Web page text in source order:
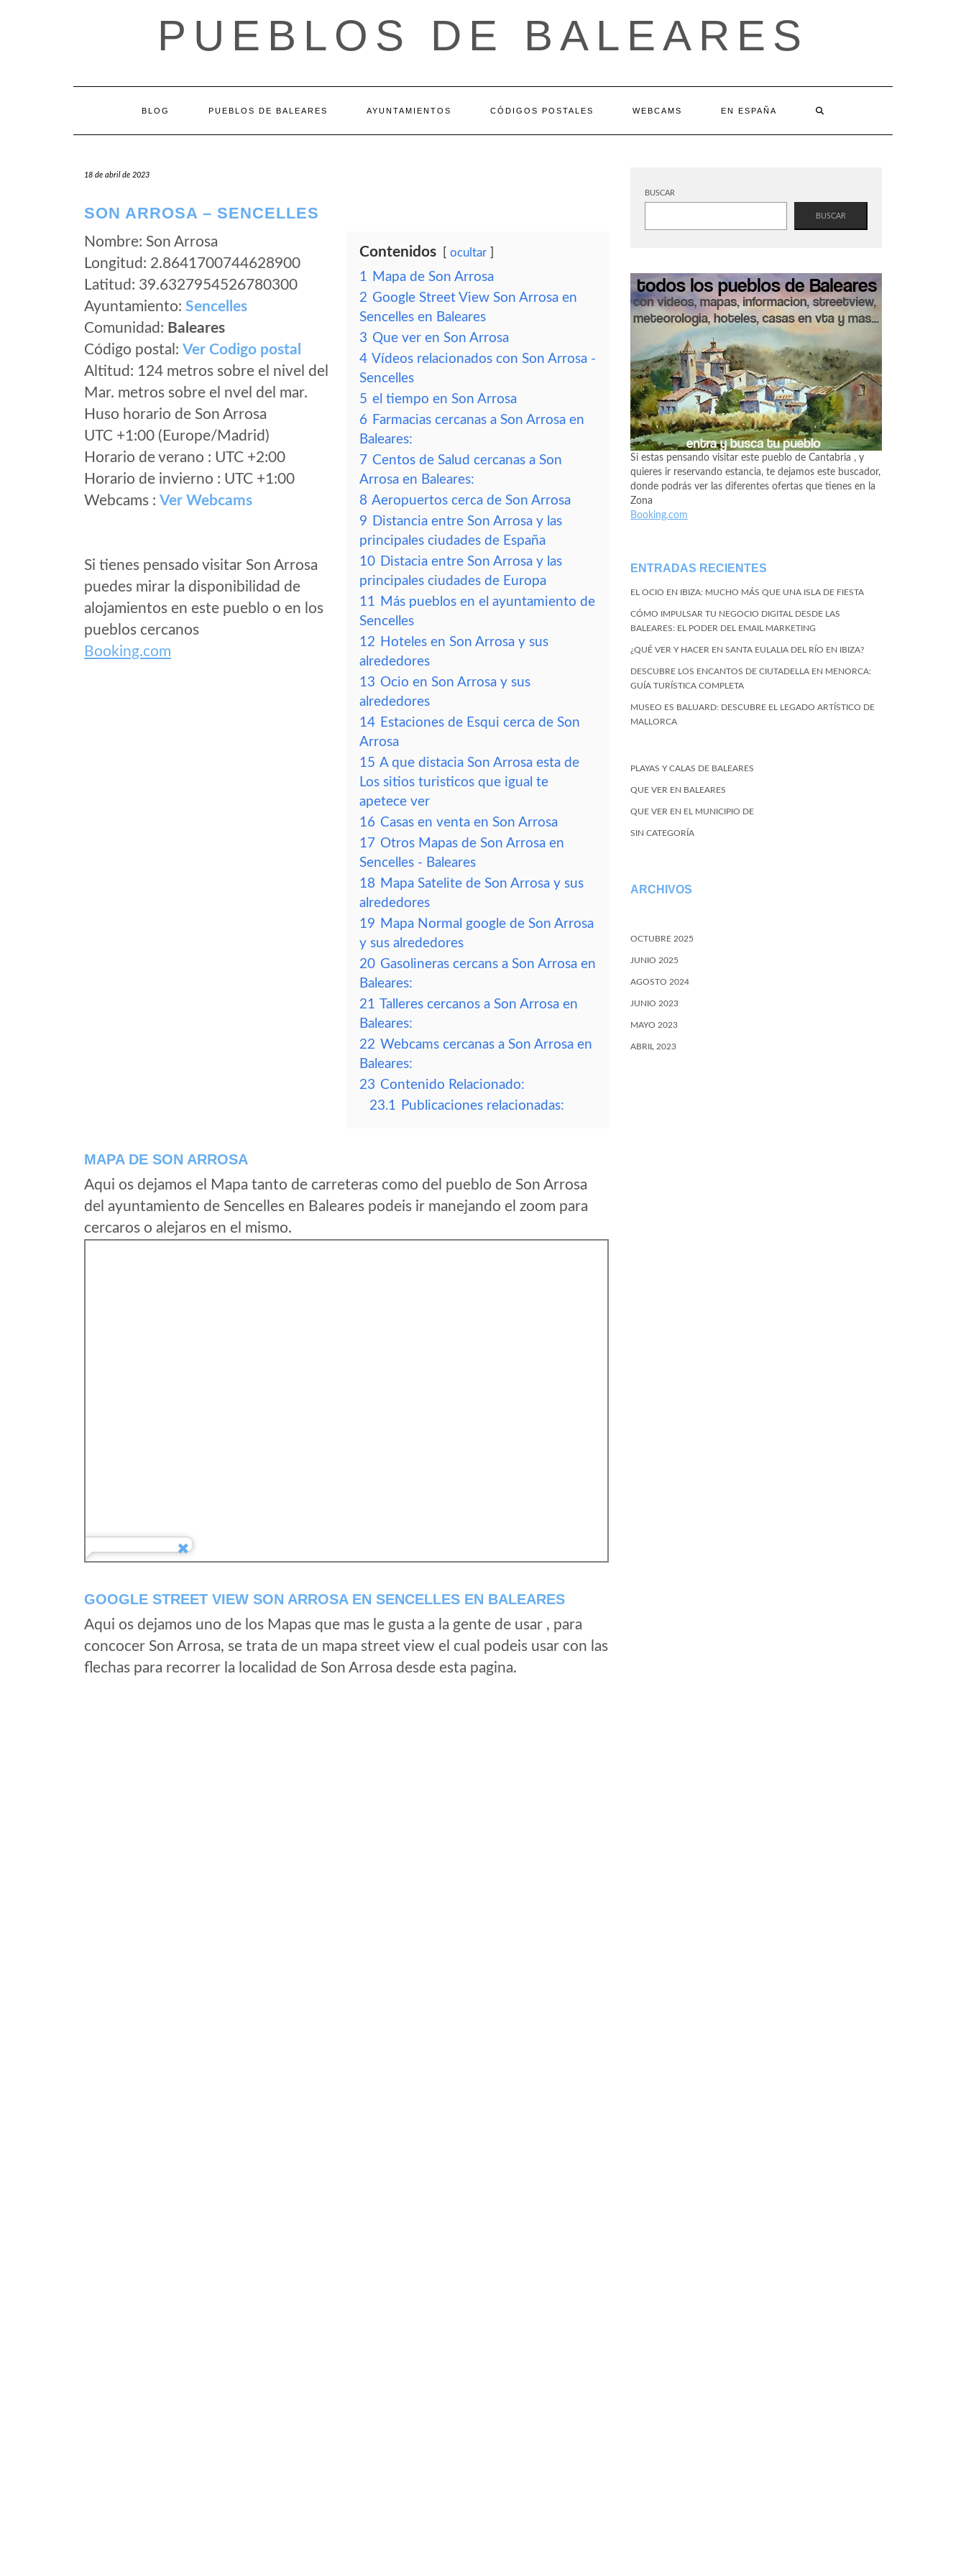
PUEBLOS DE BALEARES
BLOG PUEBLOS DE BALEARES AYUNTAMIENTOS CÓDIGOS POSTALES WEBCAMS EN ESPAÑA
18 de abril de 2023
SON ARROSA – SENCELLES
Nombre: Son Arrosa
Longitud: 2.8641700744628900
Latitud: 39.6327954526780300
Ayuntamiento: Sencelles
Comunidad: Baleares
Código postal: Ver Codigo postal
Altitud: 124 metros sobre el nivel del
Mar. metros sobre el nvel del mar.
Huso horario de Son Arrosa
UTC +1:00 (Europe/Madrid)
Horario de verano : UTC +2:00
Horario de invierno : UTC +1:00
Webcams : Ver Webcams
Si tienes pensado visitar Son Arrosa
puedes mirar la disponibilidad de
alojamientos en este pueblo o en los
pueblos cercanos
Booking.com
Contenidos ocultar
1 Mapa de Son Arrosa
2 Google Street View Son Arrosa en
Sencelles en Baleares
3 Que ver en Son Arrosa
4 Vídeos relacionados con Son Arrosa -
Sencelles
5 el tiempo en Son Arrosa
6 Farmacias cercanas a Son Arrosa en
Baleares:
7 Centos de Salud cercanas a Son
Arrosa en Baleares:
8 Aeropuertos cerca de Son Arrosa
9 Distancia entre Son Arrosa y las
principales ciudades de España
10 Distacia entre Son Arrosa y las
principales ciudades de Europa
11 Más pueblos en el ayuntamiento de
Sencelles
12 Hoteles en Son Arrosa y sus
alrededores
13 Ocio en Son Arrosa y sus
alrededores
14 Estaciones de Esqui cerca de Son
Arrosa
15 A que distacia Son Arrosa esta de
Los sitios turisticos que igual te
apetece ver
16 Casas en venta en Son Arrosa
17 Otros Mapas de Son Arrosa en
Sencelles - Baleares
18 Mapa Satelite de Son Arrosa y sus
alrededores
19 Mapa Normal google de Son Arrosa
y sus alrededores
20 Gasolineras cercans a Son Arrosa en
Baleares:
21 Talleres cercanos a Son Arrosa en
Baleares:
22 Webcams cercanas a Son Arrosa en
Baleares:
23 Contenido Relacionado:
23.1 Publicaciones relacionadas:
MAPA DE SON ARROSA
Aqui os dejamos el Mapa tanto de carreteras como del pueblo de Son Arrosa
del ayuntamiento de Sencelles en Baleares podeis ir manejando el zoom para
cercaros o alejaros en el mismo.
GOOGLE STREET VIEW SON ARROSA EN SENCELLES EN BALEARES
Aqui os dejamos uno de los Mapas que mas le gusta a la gente de usar , para
concocer Son Arrosa, se trata de un mapa street view el cual podeis usar con las
flechas para recorrer la localidad de Son Arrosa desde esta pagina.
BUSCAR
BUSCAR
Si estas pensando visitar este pueblo de Cantabria , y
quieres ir reservando estancia, te dejamos este buscador,
donde podrás ver las diferentes ofertas que tienes en la
Zona
Booking.com
ENTRADAS RECIENTES
EL OCIO EN IBIZA: MUCHO MÁS QUE UNA ISLA DE FIESTA
CÓMO IMPULSAR TU NEGOCIO DIGITAL DESDE LAS
BALEARES: EL PODER DEL EMAIL MARKETING
¿QUÉ VER Y HACER EN SANTA EULALIA DEL RÍO EN IBIZA?
DESCUBRE LOS ENCANTOS DE CIUTADELLA EN MENORCA:
GUÍA TURÍSTICA COMPLETA
MUSEO ES BALUARD: DESCUBRE EL LEGADO ARTÍSTICO DE
MALLORCA
PLAYAS Y CALAS DE BALEARES
QUE VER EN BALEARES
QUE VER EN EL MUNICIPIO DE
SIN CATEGORÍA
ARCHIVOS
OCTUBRE 2025
JUNIO 2025
AGOSTO 2024
JUNIO 2023
MAYO 2023
ABRIL 2023